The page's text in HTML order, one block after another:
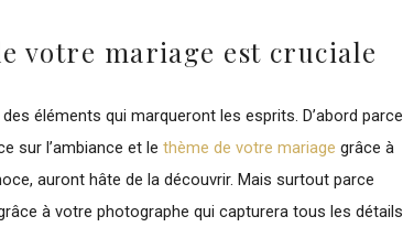
votre mariage est cruciale
éléments qui marqueront les esprits. D’abord parce
sur l’ambiance et le thème de votre mariage grâce à
auront hâte de la découvrir. Mais surtout parce
à votre photographe qui capturera tous les détails